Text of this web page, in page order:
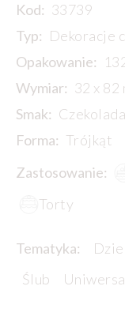
Kod: 33739
Typ: Dekoracje
Opakowanie:
Wymiar: 32 x 82
Smak:
Forma: Trójkąt
Zastosowanie:
Torty
Tematyka:
Ślub